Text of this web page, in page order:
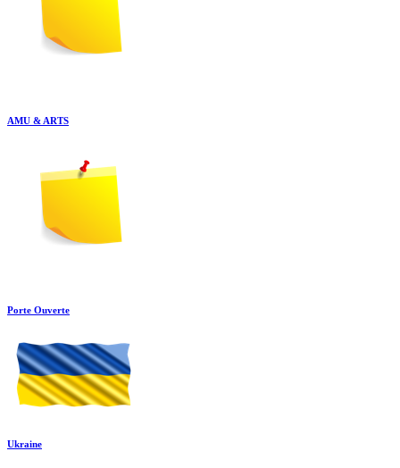
AMU & ARTS
Porte Ouverte
Ukraine